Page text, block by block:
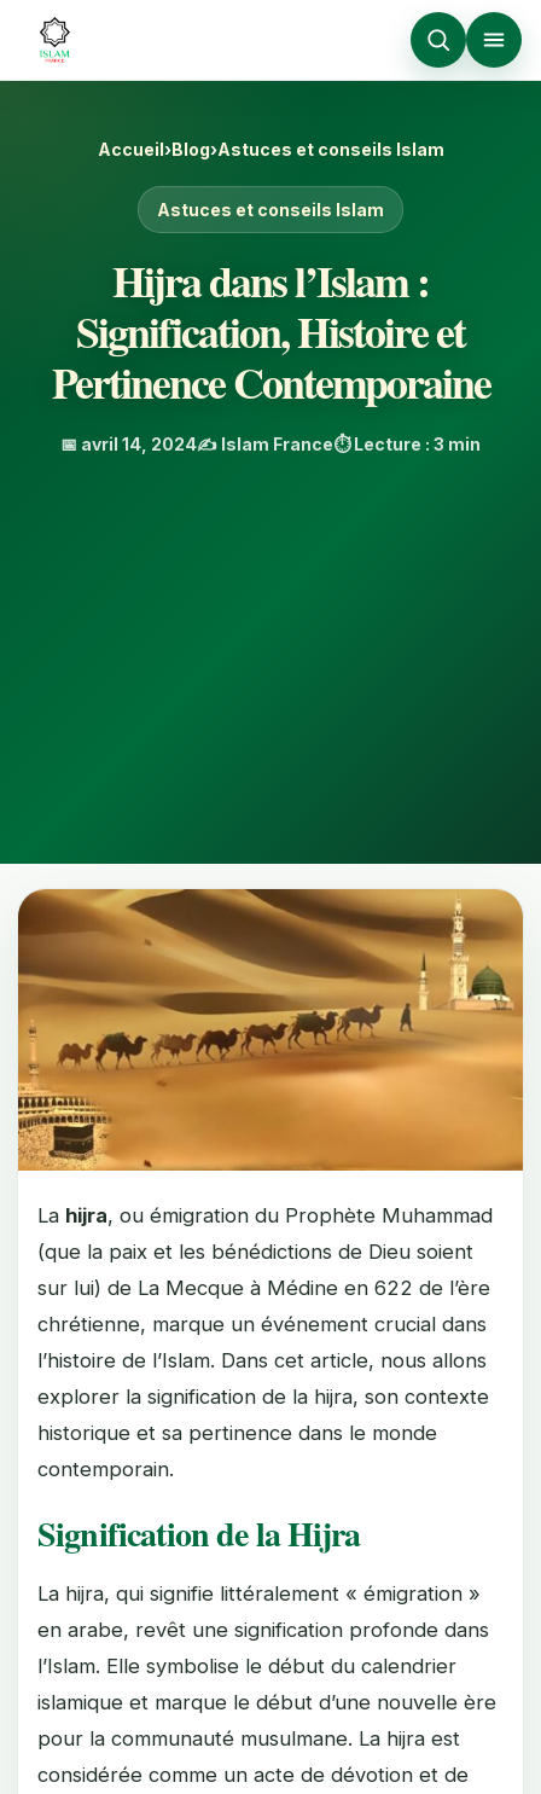
Accueil›Blog›Astuces et conseils Islam
Astuces et conseils Islam
Hijra dans l’Islam :
Signification, Histoire et
Pertinence Contemporaine
📅 avril 14, 2024✍️ Islam France⏱️ Lecture : 3 min
La hijra, ou émigration du Prophète Muhammad
(que la paix et les bénédictions de Dieu soient
sur lui) de La Mecque à Médine en 622 de l’ère
chrétienne, marque un événement crucial dans
l’histoire de l’Islam. Dans cet article, nous allons
explorer la signification de la hijra, son contexte
historique et sa pertinence dans le monde
contemporain.
Signification de la Hijra
La hijra, qui signifie littéralement « émigration »
en arabe, revêt une signification profonde dans
l’Islam. Elle symbolise le début du calendrier
islamique et marque le début d’une nouvelle ère
pour la communauté musulmane. La hijra est
considérée comme un acte de dévotion et de